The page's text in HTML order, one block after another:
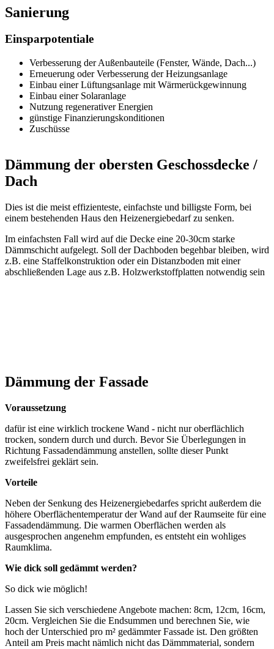
Sanierung
Einsparpotentiale
Verbesserung der Außenbauteile (Fenster, Wände, Dach...)
Erneuerung oder Verbesserung der Heizungsanlage
Einbau einer Lüftungsanlage mit Wärmerückgewinnung
Einbau einer Solaranlage
Nutzung regenerativer Energien
günstige Finanzierungskonditionen
Zuschüsse
Dämmung der obersten Geschossdecke /
Dach
Dies ist die meist effizienteste, einfachste und billigste Form, bei
einem bestehenden Haus den Heizenergiebedarf zu senken.
Im einfachsten Fall wird auf die Decke eine 20-30cm starke
Dämmschicht aufgelegt. Soll der Dachboden begehbar bleiben, wird
z.B. eine Staffelkonstruktion oder ein Distanzboden mit einer
abschließenden Lage aus z.B. Holzwerkstoffplatten notwendig sein
Dämmung der Fassade
Voraussetzung
dafür ist eine wirklich trockene Wand - nicht nur oberflächlich
trocken, sondern durch und durch. Bevor Sie Überlegungen in
Richtung Fassadendämmung anstellen, sollte dieser Punkt
zweifelsfrei geklärt sein.
Vorteile
Neben der Senkung des Heizenergiebedarfes spricht außerdem die
höhere Oberflächentemperatur der Wand auf der Raumseite für eine
Fassadendämmung. Die warmen Oberflächen werden als
ausgesprochen angenehm empfunden, es entsteht ein wohliges
Raumklima.
Wie dick soll gedämmt werden?
So dick wie möglich!
Lassen Sie sich verschiedene Angebote machen: 8cm, 12cm, 16cm,
20cm. Vergleichen Sie die Endsummen und berechnen Sie, wie
hoch der Unterschied pro m² gedämmter Fassade ist. Den größten
Anteil am Preis macht nämlich nicht das Dämmmaterial, sondern